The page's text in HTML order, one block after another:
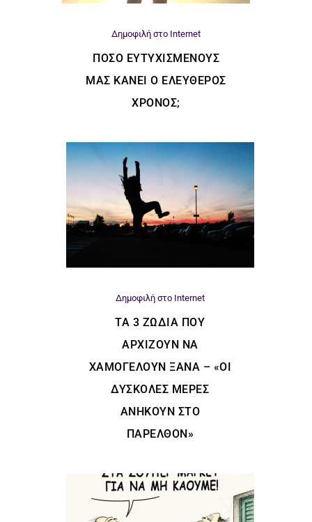
Δημοφιλή στο Internet
ΠΌΣΟ ΕΥΤΥΧΙΣΜΈΝΟΥΣ
ΜΑΣ ΚΆΝΕΙ Ο ΕΛΕΎΘΕΡΟΣ
ΧΡΌΝΟΣ;
Δημοφιλή στο Internet
ΤΑ 3 ΖΏΔΙΑ ΠΟΥ
ΑΡΧΊΖΟΥΝ ΝΑ
ΧΑΜΟΓΕΛΟΎΝ ΞΑΝΆ – «ΟΙ
ΔΎΣΚΟΛΕΣ ΜΈΡΕΣ
ΑΝΉΚΟΥΝ ΣΤΟ
ΠΑΡΕΛΘΌΝ»